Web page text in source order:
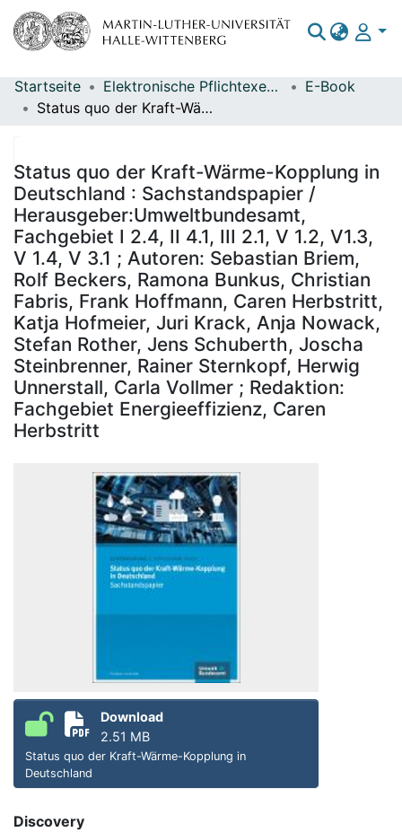
Bereiche & Sammlungen
Statistiken
Startseite Elektronische Pflichtexemplare
E-Book
Status quo der Kraft-Wärme-Kopplung in Deutschland : Sachstandspapier / Herausgeber:Umweltbundesamt, Fachgebiet I 2.4, II 4.1, III 2.1, V 1.2, V1.3, V 1.4, V 3.1 ; Autoren: Sebastian Briem, Rolf Beckers, Ramona Bunkus, Christian Fabris, Frank Hoffmann, Caren Herbstritt, Katja Hofmeier, Juri Krack, Anja Nowack, Stefan Rother, Jens Schuberth, Joscha Steinbrenner, Rainer Sternkopf, Herwig Unnerstall, Carla Vollmer ; Redaktion: Fachgebiet Energieeffizienz, Caren Herbstritt
Status quo der Kraft-Wärme-Kopplung in
Deutschland : Sachstandspapier /
Herausgeber:Umweltbundesamt,
Fachgebiet I 2.4, II 4.1, III 2.1, V 1.2, V1.3,
V 1.4, V 3.1 ; Autoren: Sebastian Briem,
Rolf Beckers, Ramona Bunkus, Christian
Fabris, Frank Hoffmann, Caren Herbstritt,
Katja Hofmeier, Juri Krack, Anja Nowack,
Stefan Rother, Jens Schuberth, Joscha
Steinbrenner, Rainer Sternkopf, Herwig
Unnerstall, Carla Vollmer ; Redaktion:
Fachgebiet Energieeffizienz, Caren
Herbstritt
Download
2.51 MB
Status quo der Kraft-Wärme-Kopplung in
Deutschland
Discovery